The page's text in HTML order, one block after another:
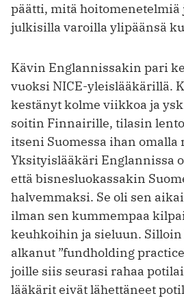
päätti, mitä hoitomenetelmiä
julkisilla varoilla ylipäänsä
Kävin Englannissakin pari
vuoksi NICE-yleislääkärillä.
kestänyt kolme viikkoa ja
soitin Finnairille, tilasin
itseni Suomessa ihan omalla
Yksityislääkäri Englannissa
että bisnesluokassakin
halvemmaksi. Se oli sen
ilman sen kummempaa
keuhkoihin ja sieluun.
alkanut ”fundholding
joille siis seurasi rahaa
lääkärit eivät lähettäneet